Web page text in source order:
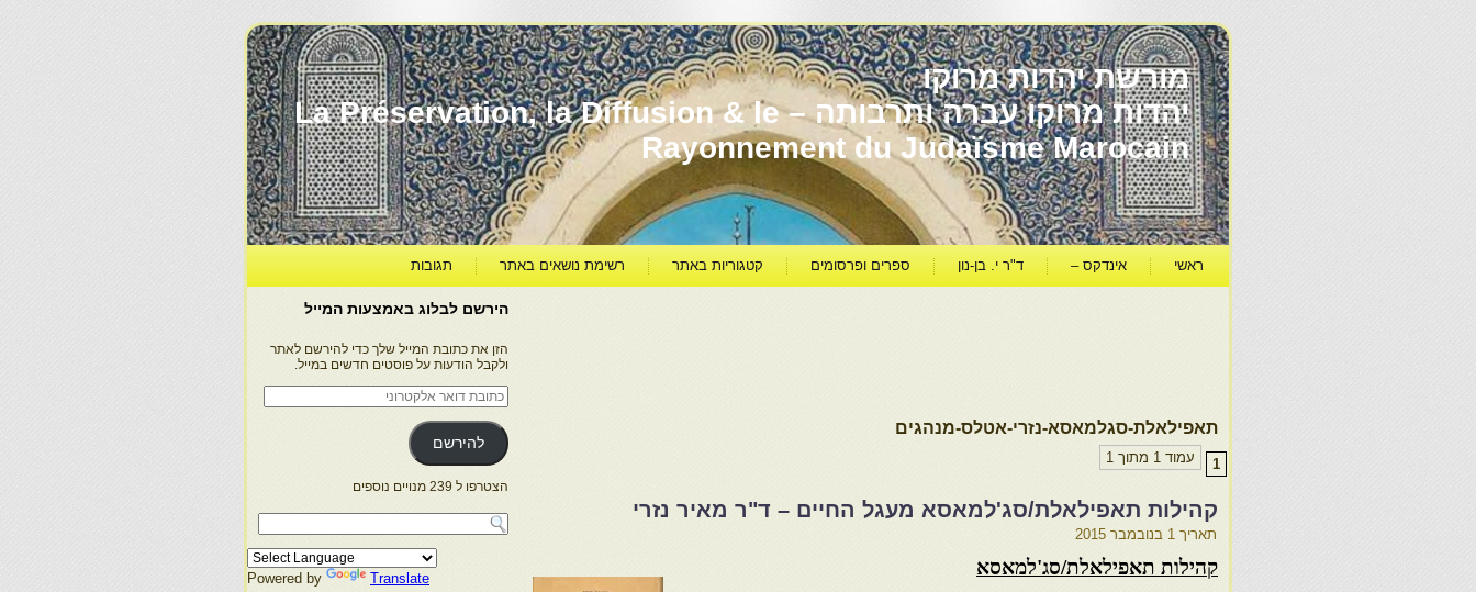
מורשת יהדות מרוקו
יהדות מרוקו עברה ותרבותה – La Préservation, la Diffusion & le
Rayonnement du Judaïsme Marocain
ראשי אינדקס – ד"ר י. בן-נון ספרים ופרסומים קטגוריות באתר רשימת נושאים באתר תגובות
תאפילאלת-סגלמאסא-נזרי-אטלס-מנהגים
עמוד 1 מתוך 1 1
קהילות תאפילאלת/סג'למאסא מעגל החיים – ד"ר מאיר נזרי
תאריך 1 בנובמבר 2015
קהילות תאפילאלת/סג'למאסא
הירשם לבלוג באמצעות המייל
הזן את כתובת המייל שלך כדי להירשם לאתר
ולקבל הודעות על פוסטים חדשים במייל.
כתובת
דואר
אלקטרוני
להירשם
הצטרפו ל 239 מנויים נוספים
Powered by Translate